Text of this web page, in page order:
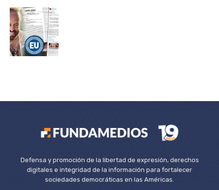
Defensa y promoción de la libertad de expresión, derechos
digitales e integridad de la información para fortalecer
sociedades democráticas en las Américas.